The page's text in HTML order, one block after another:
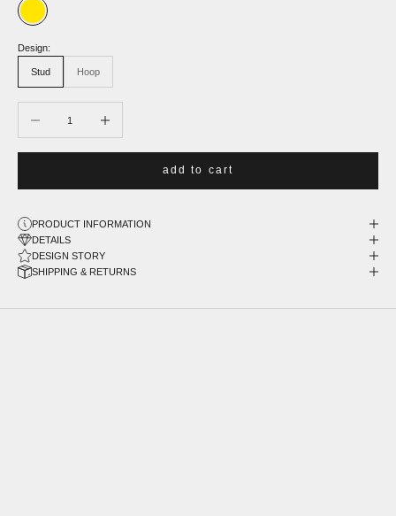
Yellow
Design:
Stud Hoop
add to cart
PRODUCT INFORMATION
DETAILS
DESIGN STORY
SHIPPING & RETURNS